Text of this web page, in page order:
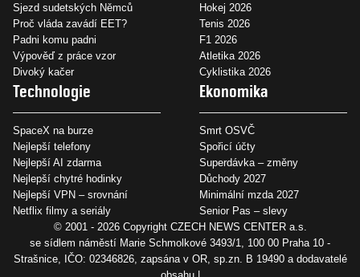
Sjezd sudetských Němců
Proč vláda zavádí EET?
Padni komu padni
Výpověď z práce vzor
Divoký kačer
Hokej 2026
Tenis 2026
F1 2026
Atletika 2026
Cyklistika 2026
Technologie
SpaceX na burze
Nejlepší telefony
Nejlepší AI zdarma
Nejlepší chytré hodinky
Nejlepší VPN – srovnání
Netflix filmy a seriály
Ekonomika
Smrt OSVČ
Spořicí účty
Superdávka – změny
Důchody 2027
Minimální mzda 2027
Senior Pas – slevy
© 2001 - 2026 Copyright CZECH NEWS CENTER a.s.
se sídlem náměstí Marie Schmolkové 3493/1, 100 00 Praha 10 -
Strašnice, IČO: 02346826, zapsána v OR, sp.zn. B 19490 a dodavatelé